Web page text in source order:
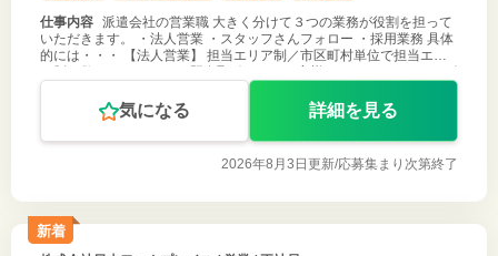
仕事内容 派遣会社の営業職 大きく分けて３つの業務が役割を担って
いただきます。 ・法人営業 ・スタッフさんフォロー ・採用業務 具体
的には・・・ 【法人営業】 担当エリア制／市区町村単位で担当エリ
気になる 詳細を見る
2026年8月3日更新/応募集まり次第終了
新着